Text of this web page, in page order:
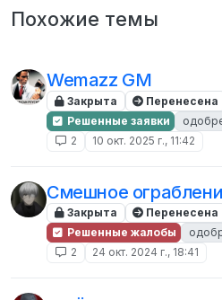
Похожие темы
Wemazz GM
Закрыта Перенесена
Решенные заявки
2
10 окт. 2025 г., 11:42
Смешное
Закрыта Перенесена
Решенные жалобы
2
24 окт. 2024 г., 18:41